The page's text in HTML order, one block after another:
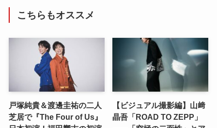
こちらもオススメ
戸塚純貴＆渡邊圭祐の二人
芝居で『The Four of Us』
【ビジュアル撮影編】山﨑
晶吾「ROAD TO ZEPP」